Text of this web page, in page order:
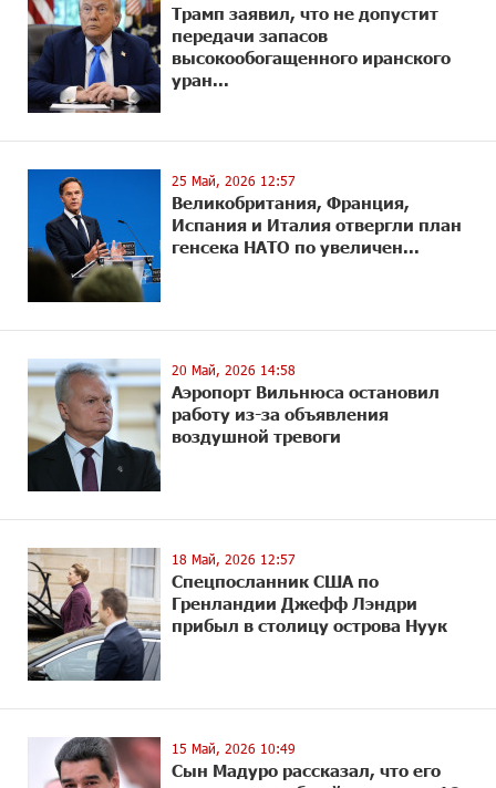
Трамп заявил, что не допустит
передачи запасов
высокообогащенного иранского
уран...
25 Май, 2026 12:57
Великобритания, Франция,
Испания и Италия отвергли план
генсека НАТО по увеличен...
20 Май, 2026 14:58
Аэропорт Вильнюса остановил
работу из-за объявления
воздушной тревоги
18 Май, 2026 12:57
Спецпосланник США по
Гренландии Джефф Лэндри
прибыл в столицу острова Нуук
15 Май, 2026 10:49
Сын Мадуро рассказал, что его